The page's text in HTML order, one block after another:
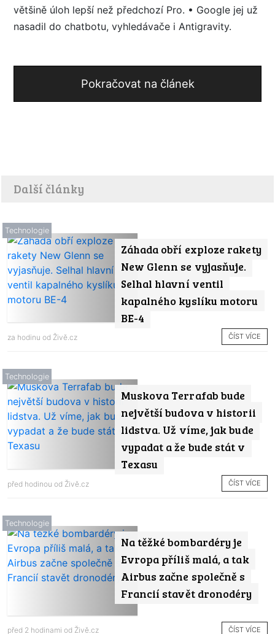
většině úloh lepší než předchozí Pro. • Google jej už
nasadil do chatbotu, vyhledávače i Antigravity.
Pokračovat na článek
Další články
Záhada obří exploze rakety
New Glenn se vyjasňuje.
Selhal hlavní ventil
kapalného kyslíku motoru
BE-4
Technologie
za hodinu od Živě.cz ČÍST VÍCE
Muskova Terrafab bude
největší budova v historii
lidstva. Už víme, jak bude
vypadat a že bude stát v
Texasu
Technologie
před hodinou od Živě.cz ČÍST VÍCE
Na těžké bombardéry je
Evropa příliš malá, a tak
Airbus začne společně s
Francií stavět dronodéry
Technologie
před 2 hodinami od Živě.cz ČÍST VÍCE